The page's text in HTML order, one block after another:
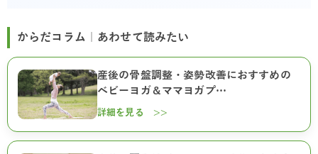
からだコラム｜あわせて読みたい
産後の骨盤調整・姿勢改善におすすめの
ベビーヨガ＆ママヨガプ…
詳細を見る >>